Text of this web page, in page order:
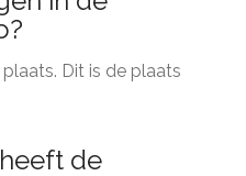
Dit is de plaats
de